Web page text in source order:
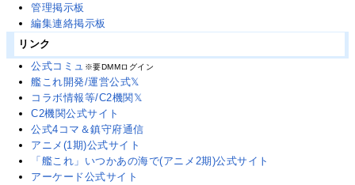
管理掲示板
編集連絡掲示板
リンク
公式コミュ ※要DMMログイン
艦これ開発/運営公式𝕏
コラボ情報等/C2機関𝕏
C2機関公式サイト
公式4コマ＆鎮守府通信
アニメ(1期)公式サイト
「艦これ」いつかあの海で(アニメ2期)公式サイト
アーケード公式サイト